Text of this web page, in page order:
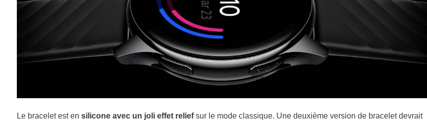
Le bracelet est en silicone avec un joli effet reliefsur le mode classique. Une deuxième version de bracelet devrait